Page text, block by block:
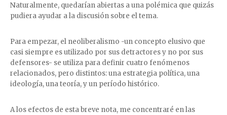
Naturalmente, quedarían abiertas a una polémica que quizás
pudiera ayudar a la discusión sobre el tema.
Para empezar, el neoliberalismo -un concepto elusivo que
casi siempre es utilizado por sus detractores y no por sus
defensores- se utiliza para definir cuatro fenómenos
relacionados, pero distintos: una estrategia política, una
ideología, una teoría, y un período histórico.
A los efectos de esta breve nota, me concentraré en las